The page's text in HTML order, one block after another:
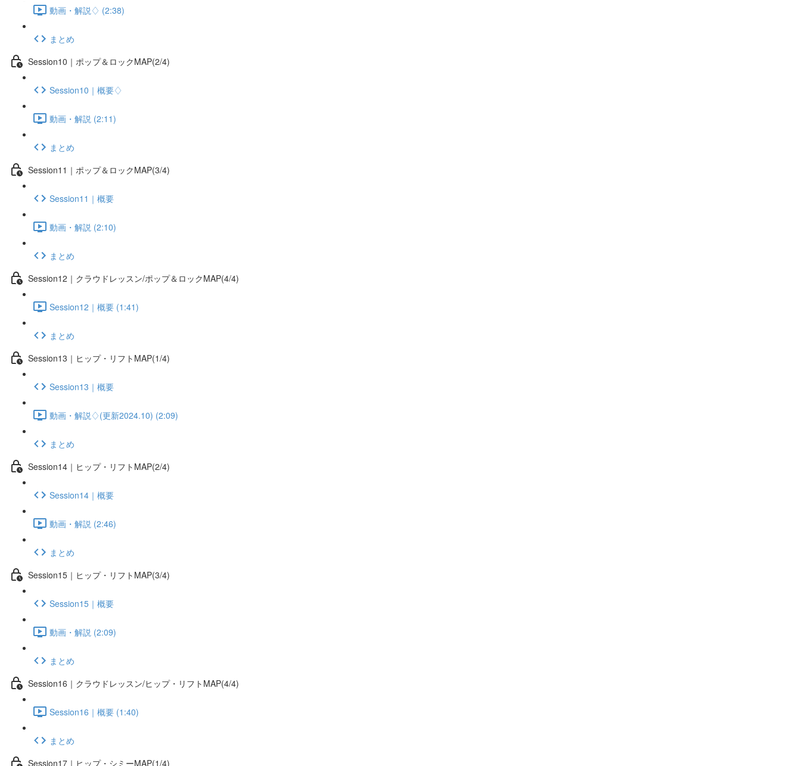
動画・解説♢ (2:38)
まとめ
Session10｜ポップ＆ロックMAP(2/4)
Session10｜概要♢
動画・解説 (2:11)
まとめ
Session11｜ポップ＆ロックMAP(3/4)
Session11｜概要
動画・解説 (2:10)
まとめ
Session12｜クラウドレッスン/ポップ＆ロックMAP(4/4)
Session12｜概要 (1:41)
まとめ
Session13｜ヒップ・リフトMAP(1/4)
Session13｜概要
動画・解説♢(更新2024.10) (2:09)
まとめ
Session14｜ヒップ・リフトMAP(2/4)
Session14｜概要
動画・解説 (2:46)
まとめ
Session15｜ヒップ・リフトMAP(3/4)
Session15｜概要
動画・解説 (2:09)
まとめ
Session16｜クラウドレッスン/ヒップ・リフトMAP(4/4)
Session16｜概要 (1:40)
まとめ
Session17｜ヒップ・シミーMAP(1/4)